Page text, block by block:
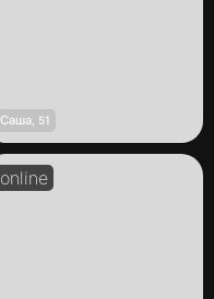
Саша, 51